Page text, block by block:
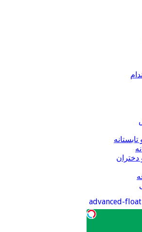
دختران